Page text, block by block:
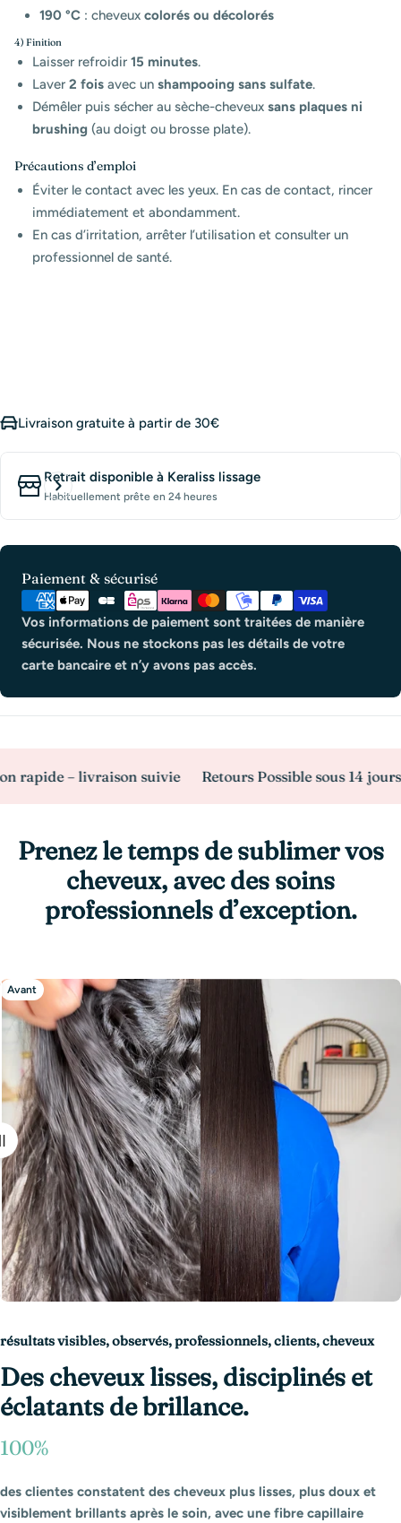
190 °C: cheveux colorés ou décolorés
4) Finition
Laisser refroidir 15 minutes.
Laver 2 fois avec un shampooing sans sulfate.
Démêler puis sécher au sèche-cheveux sans plaques ni
brushing (au doigt ou brosse plate).
Précautions d’emploi
Éviter le contact avec les yeux. En cas de contact, rincer
immédiatement et abondamment.
En cas d’irritation, arrêter l’utilisation et consulter un
professionnel de santé.
Livraison gratuite à partir de 30€
Retrait disponible à Keraliss lissage
Habituellement prête en 24 heures
Paiement & sécurisé
Modes
paiement
Vos informations de paiement sont traitées de manière
sécurisée. Nous ne stockons pas les détails de votre
carte bancaire et n’y avons pas accès.
– livraison suivie Retours Possible sous 14 jours
Prenez le temps de sublimer vos
cheveux, avec des soins
professionnels d’exception.
résultats visibles, observés, professionnels, clients, cheveux
Des cheveux lisses, disciplinés et
éclatants de brillance.
100%
des clientes constatent des cheveux plus lisses, plus doux et
visiblement brillants après le soin, avec une fibre capillaire
Avant
Après